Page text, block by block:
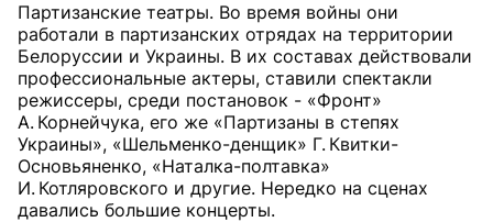
Партизанские театры. Во время войны они
работали в партизанских отрядах на территории
Белоруссии и Украины. В их составах действовали
профессиональные актеры, ставили спектакли
режиссеры, среди постановок - «Фронт»
А. Корнейчука, его же «Партизаны в степях
Украины», «Шельменко-денщик» Г. Квитки-
Основьяненко, «Наталка-полтавка»
И. Котляровского и другие. Нередко на сценах
давались большие концерты.